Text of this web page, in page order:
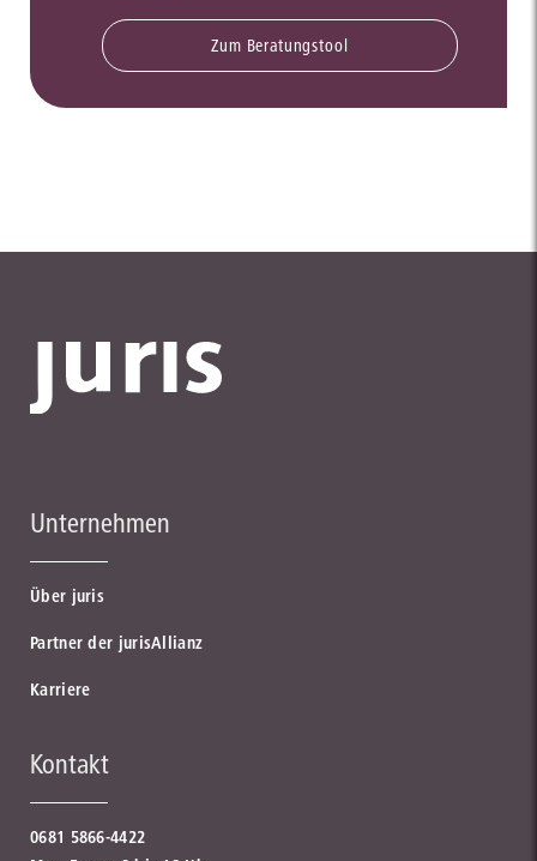
Zum Beratungstool
Unternehmen
Über juris
Partner der jurisAllianz
Karriere
Kontakt
0681 5866-4422